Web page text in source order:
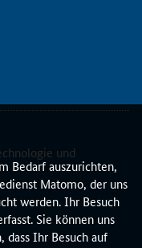
Bedarf auszurichten,
Matomo, der uns
werden. Ihr Besuch
Sie können uns
dass Ihr Besuch auf
und